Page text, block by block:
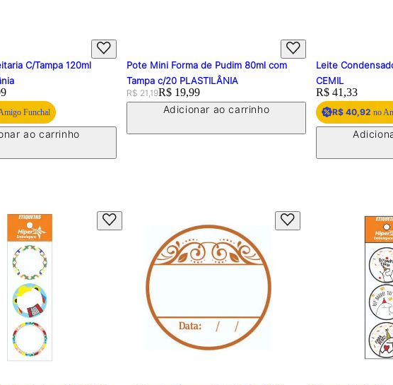
C/Tampa 120ml
Funchal
ao carrinho
Pote Mini Forma de Pudim 80ml com
Tampa c/20 PLASTILÂNIA
Original price:
R$ 21,19Price:
R$ 19,99
Adicionar ao carrinho
Leite
CEMIL
Price:
R$ 41,33
R$ 40,92 no